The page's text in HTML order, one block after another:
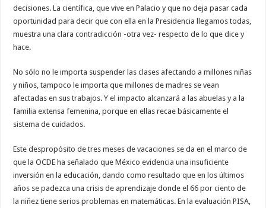
decisiones. La científica, que vive en Palacio y que no deja pasar cada
oportunidad para decir que con ella en la Presidencia llegamos todas,
muestra una clara contradicción -otra vez- respecto de lo que dice y
hace.
No sólo no le importa suspender las clases afectando a millones niñas
y niños, tampoco le importa que millones de madres se vean
afectadas en sus trabajos. Y el impacto alcanzará a las abuelas y a la
familia extensa femenina, porque en ellas recae básicamente el
sistema de cuidados.
Este despropósito de tres meses de vacaciones se da en el marco de
que la OCDE ha señalado que México evidencia una insuficiente
inversión en la educación, dando como resultado que en los últimos
años se padezca una crisis de aprendizaje donde el 66 por ciento de
la niñez tiene serios problemas en matemáticas. En la evaluación PISA,